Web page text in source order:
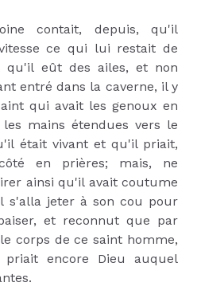
contait, depuis, qu'il
ce qui lui restait de
qu'il eût des ailes, et non
entré dans la caverne, il y
qui avait les genoux en
mains étendues vers le
était vivant et qu'il priait,
en prières; mais, ne
ainsi qu'il avait coutume
s'alla jeter à son cou pour
et reconnut que par
corps de ce saint homme,
encore Dieu auquel